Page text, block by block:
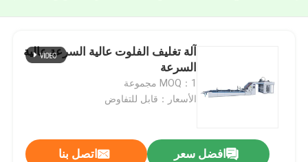
آلة تغليف الفلوت عالية السرعة عالية
السرعة
MOQ：1 مجموعة
الأسعار：قابل للتفاوض
افضل سعر اتصل بنا